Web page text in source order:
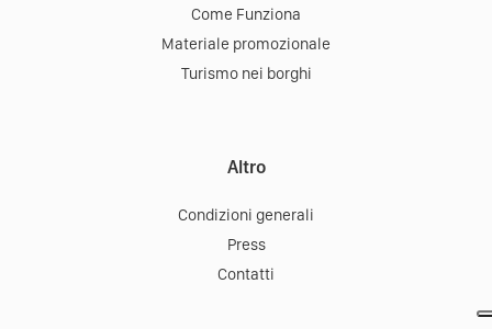
Come Funziona
Materiale promozionale
Turismo nei borghi
Altro
Condizioni generali
Press
Contatti